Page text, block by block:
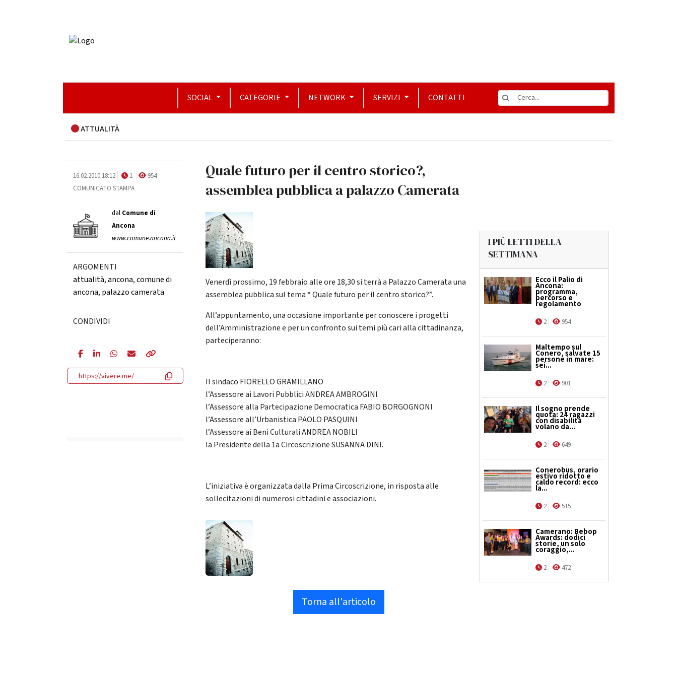
SOCIAL CATEGORIE NETWORK SERVIZI CONTATTI
ATTUALITÀ
16.02.2010 18:12 1
954
COMUNICATO STAMPA
dal Comune di
Ancona
www.comune.ancona.it
ARGOMENTI
attualità,ancona,comune di
ancona, palazzo camerata
CONDIVIDI
https://vivere.me/
Quale futuro per il centro storico?,
assemblea pubblica a palazzo Camerata
Venerdì prossimo, 19 febbraio alle ore 18,30 si terrà a Palazzo Camerata una
assemblea pubblica sul tema “ Quale futuro per il centro storico?”.
All’appuntamento, una occasione importante per conoscere i progetti
dell’Amministrazione e per un confronto sui temi più cari alla cittadinanza,
parteciperanno:
Il sindaco FIORELLO GRAMILLANO
l’Assessore ai Lavori Pubblici ANDREA AMBROGINI
l’Assessore alla Partecipazione Democratica FABIO BORGOGNONI
l’Assessore all’Urbanistica PAOLO PASQUINI
l’Assessore ai Beni Culturali ANDREA NOBILI
la Presidente della 1a Circoscrizione SUSANNA DINI.
L’iniziativa è organizzata dalla Prima Circoscrizione, in risposta alle
sollecitazioni di numerosi cittadini e associazioni.
Torna all'articolo
I PIÙ LETTI DELLA
SETTIMANA
Ecco il Palio di
Ancona:
programma,
percorso e
regolamento
2 954
Maltempo sul
Conero, salvate 15
persone in mare:
sei...
2 901
Il sogno prende
quota: 24 ragazzi
con disabilità
volano da...
2 649
Conerobus, orario
estivo ridotto e
caldo record: ecco
la...
2 515
Camerano: Bebop
Awards: dodici
storie, un solo
coraggio,...
2 472